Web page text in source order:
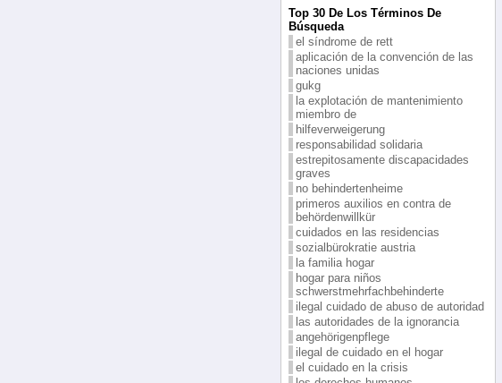
Top 30 De Los Términos De
Búsqueda
el síndrome de rett
aplicación de la convención de las
naciones unidas
gukg
la explotación de mantenimiento
miembro de
hilfeverweigerung
responsabilidad solidaria
estrepitosamente discapacidades
graves
no behindertenheime
primeros auxilios en contra de
behördenwillkür
cuidados en las residencias
sozialbürokratie austria
la familia hogar
hogar para niños
schwerstmehrfachbehinderte
ilegal cuidado de abuso de autoridad
las autoridades de la ignorancia
angehörigenpflege
ilegal de cuidado en el hogar
el cuidado en la crisis